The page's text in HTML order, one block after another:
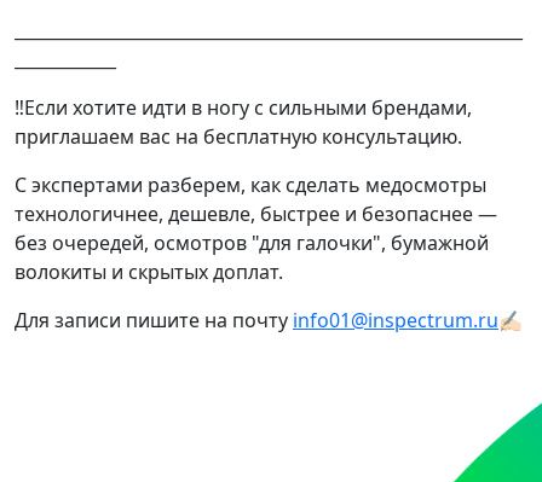
‼️Если хотите идти в ногу с сильными брендами,
приглашаем вас на бесплатную консультацию.
С экспертами разберем, как сделать медосмотры
технологичнее, дешевле, быстрее и безопаснее —
без очередей, осмотров "для галочки", бумажной
волокиты и скрытых доплат.
Для записи пишите на почту info01@inspectrum.ru✍🏻